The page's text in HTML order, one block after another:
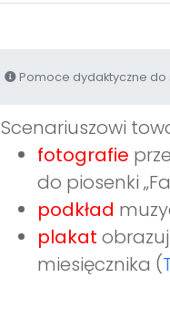
Pomoce dydaktyczne do
Scenariuszowi
fotografie
do piosenki
podkład
plakat
miesięcznika (